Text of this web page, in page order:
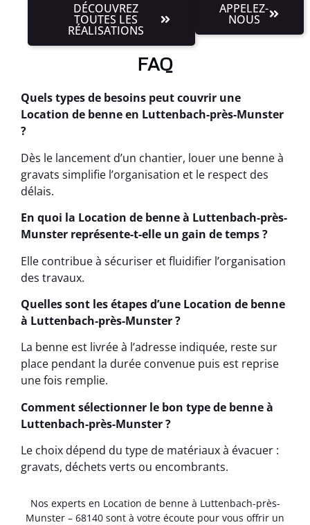
DÉCOUVREZ
TOUTES LES
RÉALISATIONS
APPELEZ-
NOUS
FAQ
Quels types de besoins peut couvrir une
Location de benne en Luttenbach-près-Munster
?
Dès le lancement d’un chantier, louer une benne à
gravats simplifie l’organisation et le respect des
délais.
En quoi la Location de benne à Luttenbach-près-
Munster représente-t-elle un gain de temps ?
Elle contribue à sécuriser et fluidifier l’organisation
des travaux.
Quelles sont les étapes d’une Location de benne
à Luttenbach-près-Munster ?
La benne est livrée à l’adresse indiquée, reste sur
place pendant la durée convenue puis est reprise
une fois remplie.
Comment sélectionner le bon type de benne à
Luttenbach-près-Munster ?
Le choix dépend du type de matériaux à évacuer :
gravats, déchets verts ou encombrants.
Nos experts en Location de benne à Luttenbach-près-
Munster – 68140 sont à votre écoute pour vous offrir un